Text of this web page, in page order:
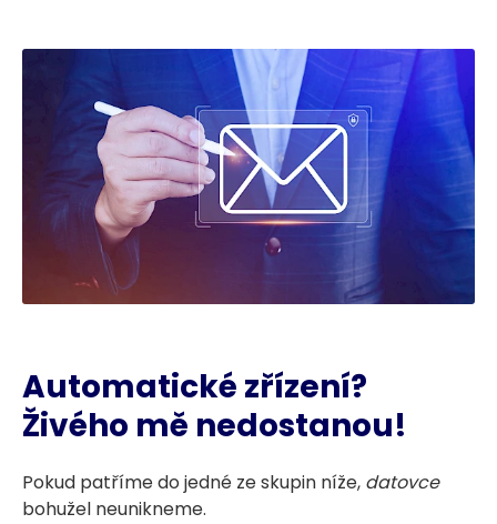
Automatické zřízení?
Živého mě nedostanou!
Pokud patříme do jedné ze skupin níže, datovce
bohužel neunikneme.